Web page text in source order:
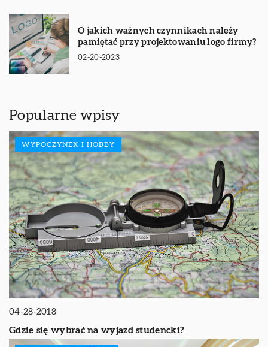
O jakich ważnych czynnikach należy
pamiętać przy projektowaniu logo firmy?
02-20-2023
Popularne wpisy
WYPOCZYNEK I HOBBY
04-28-2018
Gdzie się wybrać na wyjazd studencki?